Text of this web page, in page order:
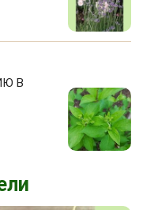
В